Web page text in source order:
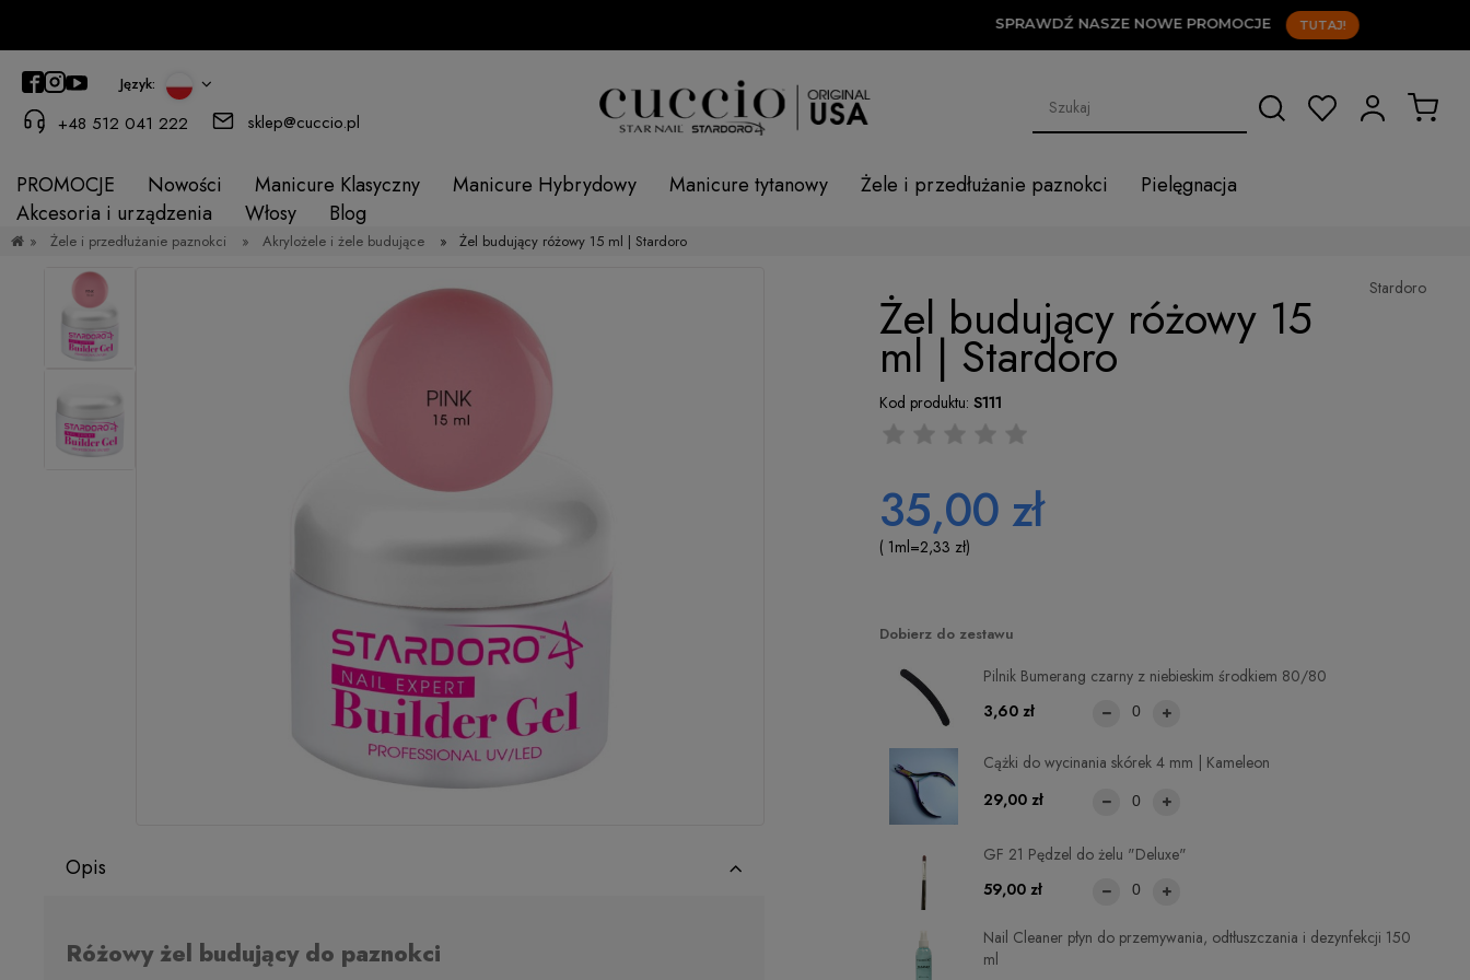
SPRAWDŹ NASZE NOWE PROMOCJE TUTAJ!
Język:
+48 512 041 222 sklep@cuccio.pl
PROMOCJE Nowości Manicure Klasyczny Manicure Hybrydowy Manicure tytanowy Żele i przedłużanie paznokci
Pielęgnacja
Akcesoria i urządzenia
Włosy Blog
» Żele i przedłużanie paznokci » Akrylożele i żele budujące » Żel budujący różowy 15 ml | Stardoro
Opis
Różowy żel budujący do paznokci
Stardoro
Żel budujący różowy 15
ml | Stardoro
Kod produktu: S111
35,00 zł
( 1ml=2,33 zł)
Dobierz do zestawu
Pilnik Bumerang czarny z niebieskim środkiem 80/80
3,60 zł
GF 21 Pędzel do żelu "Deluxe"
59,00 zł
Cążki do wycinania skórek 4 mm | Kameleon
29,00 zł
Nail Cleaner płyn do przemywania, odtłuszczania i dezynfekcji 150
ml